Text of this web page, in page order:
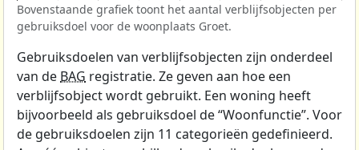
Bovenstaande grafiek toont het aantal verblijfsobjecten per
gebruiksdoel voor de woonplaats Groet.
Gebruiksdoelen van verblijfsobjecten zijn onderdeel
van de BAG registratie. Ze geven aan hoe een
verblijfsobject wordt gebruikt. Een woning heeft
bijvoorbeeld als gebruiksdoel de “Woonfunctie”. Voor
de gebruiksdoelen zijn 11 categorieën gedefinieerd.